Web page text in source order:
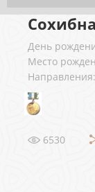
День
Место
6530